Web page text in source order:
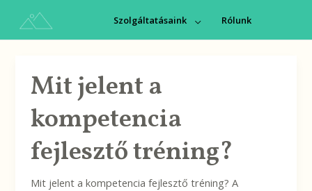
Szolgáltatásaink MENURólunk
Mit jelent a
kompetencia
fejlesztő tréning?
Mit jelent a kompetencia fejlesztő tréning? A
Mit
jelent
kompetencia
fejlesztő